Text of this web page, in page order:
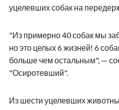
уцелевших собак на
"Из примерно 40 собак мы
но это целых 6 жизней! 6
больше чем остальным", —
"Осиротевший".
Из шести уцелевших